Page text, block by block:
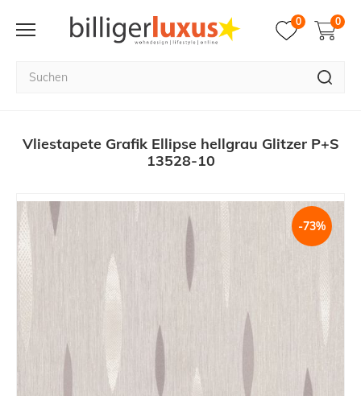
0 0
Vliestapete Grafik Ellipse hellgrau Glitzer P+S
13528-10
-73%